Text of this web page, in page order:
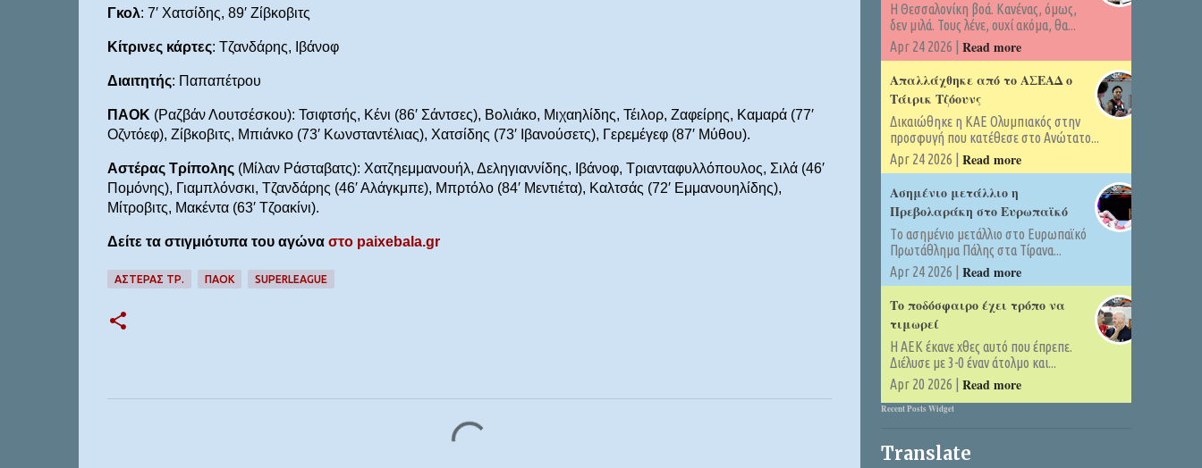
Γκολ: 7′ Χατσίδης, 89′ Ζίβκοβιτς
Κίτρινες κάρτες: Τζανδάρης, Ιβάνοφ
Διαιτητής: Παπαπέτρου
ΠΑΟΚ(Ραζβάν Λουτσέσκου): Τσιφτσής, Κένι (86′ Σάντσες), Βολιάκο, Μιχαηλίδης, Τέιλορ, Ζαφείρης, Καμαρά (77′
Οζντόεφ), Ζίβκοβιτς, Μπιάνκο (73′ Κωνσταντέλιας), Χατσίδης (73′ Ιβανούσετς), Γερεμέγεφ (87′ Μύθου).
Αστέρας Τρίπολης(Μίλαν Ράσταβατς): Χατζηεμμανουήλ, Δεληγιαννίδης, Ιβάνοφ, Τριανταφυλλόπουλος, Σιλά (46′
Πομόνης), Γιαμπλόνσκι, Τζανδάρης (46′ Αλάγκμπε), Μπρτόλο (84′ Μεντιέτα), Καλτσάς (72′ Εμμανουηλίδης),
Μίτροβιτς, Μακέντα (63′ Τζοακίνι).
Δείτε τα στιγμιότυπα του αγώνα στο paixebala.gr
ΑΣΤΕΡΑΣ ΤΡ. ΠΑΟΚ SUPERLEAGUE
Η Θεσσαλονίκη βοά. Κανένας, όμως,
δεν μιλά. Τους λένε, ουχί ακόμα, θα...
Apr 24 2026 | Read more
Απαλλάχθηκε από το ΑΣΕΑΔ ο
Τάιρικ Τζόουνς
Δικαιώθηκε η ΚΑΕ Ολυμπιακός στην
προσφυγή που κατέθεσε στο Ανώτατο...
Apr 24 2026 | Read more
Ασημένιο μετάλλιο η
Πρεβολαράκη στο Ευρωπαϊκό
Tο ασημένιο μετάλλιο στο Ευρωπαϊκό
Πρωτάθλημα Πάλης στα Τίρανα...
Apr 24 2026 | Read more
Το ποδόσφαιρο έχει τρόπο να
τιμωρεί
Η ΑΕΚ έκανε χθες αυτό που έπρεπε.
Διέλυσε με 3-0 έναν άτολμο και...
Apr 20 2026 | Read more
Recent Posts Widget
Translate